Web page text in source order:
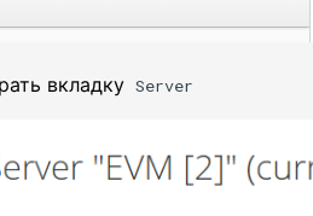
вкладку Server